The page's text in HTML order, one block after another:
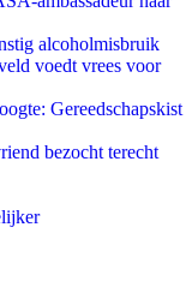
alcoholmisbruik
voedt vrees voor
Gereedschapskist
bezocht terecht